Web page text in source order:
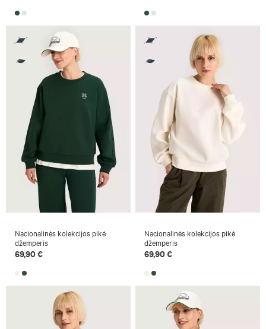
Nacionalinės kolekcijos pikė
džemperis
69,90 €
Nacionalinės kolekcijos pikė
džemperis
69,90 €